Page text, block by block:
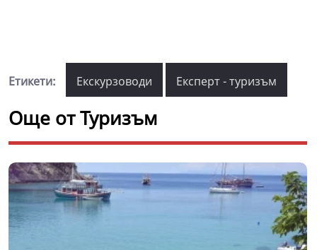
Етикети: Екскурзоводи Експерт - туризъм
Още от Туризъм